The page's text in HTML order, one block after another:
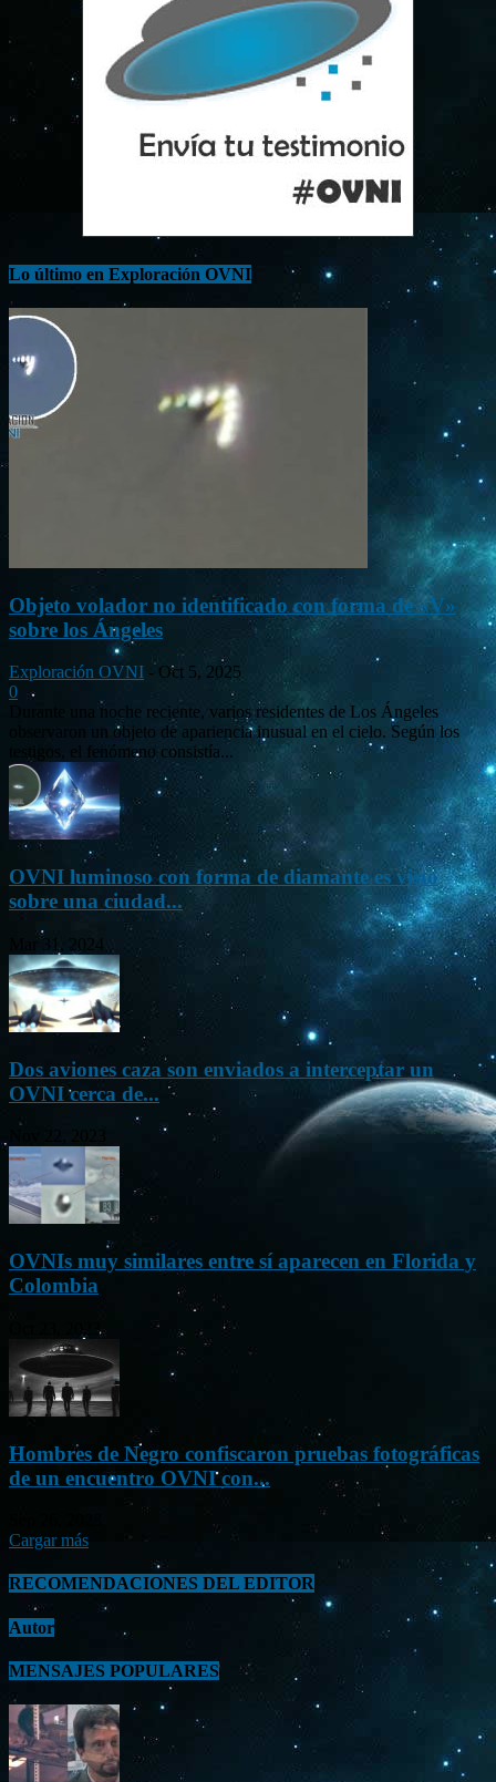
Lo último en Exploración OVNI
Objeto volador no identificado con forma de «V»
sobre los Ángeles
Exploración OVNI - Oct 5, 2025
0
Durante una noche reciente, varios residentes de Los Ángeles
observaron un objeto de apariencia inusual en el cielo. Según los
testigos, el fenómeno consistía...
OVNI luminoso con forma de diamante es visto
sobre una ciudad...
Mar 31, 2024
Dos aviones caza son enviados a interceptar un
OVNI cerca de...
OVNIs muy similares entre sí aparecen en Florida y
Colombia
Oct 23, 2023
Hombres de Negro confiscaron pruebas fotográficas
de un encuentro OVNI con...
Cargar más
RECOMENDACIONES DEL EDITOR
Autor
MENSAJES POPULARES